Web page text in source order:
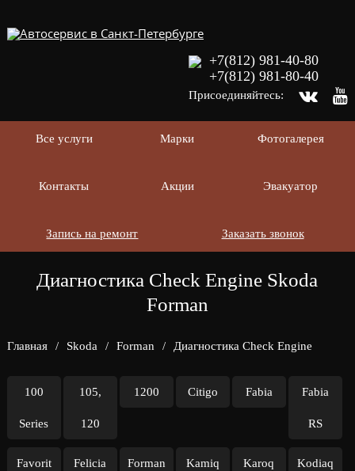
+7(812) 981-40-80
+7(812) 981-80-40
Присоединяйтесь:
Все услуги Марки Фотогалерея
Контакты Акции Эвакуатор
Заказать звонок
Запись на ремонт
Диагностика Check Engine Skoda
Forman
Главная / Skoda / Forman / Диагностика Check Engine
100
Series
105,
120
1200 Citigo Fabia Fabia
RS
Favorit Felicia Forman Kamiq Karoq Kodiaq